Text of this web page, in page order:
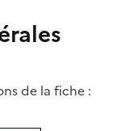
de la fiche :